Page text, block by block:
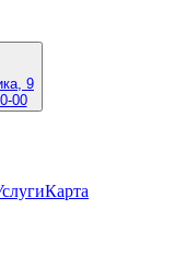
9
00
Карта